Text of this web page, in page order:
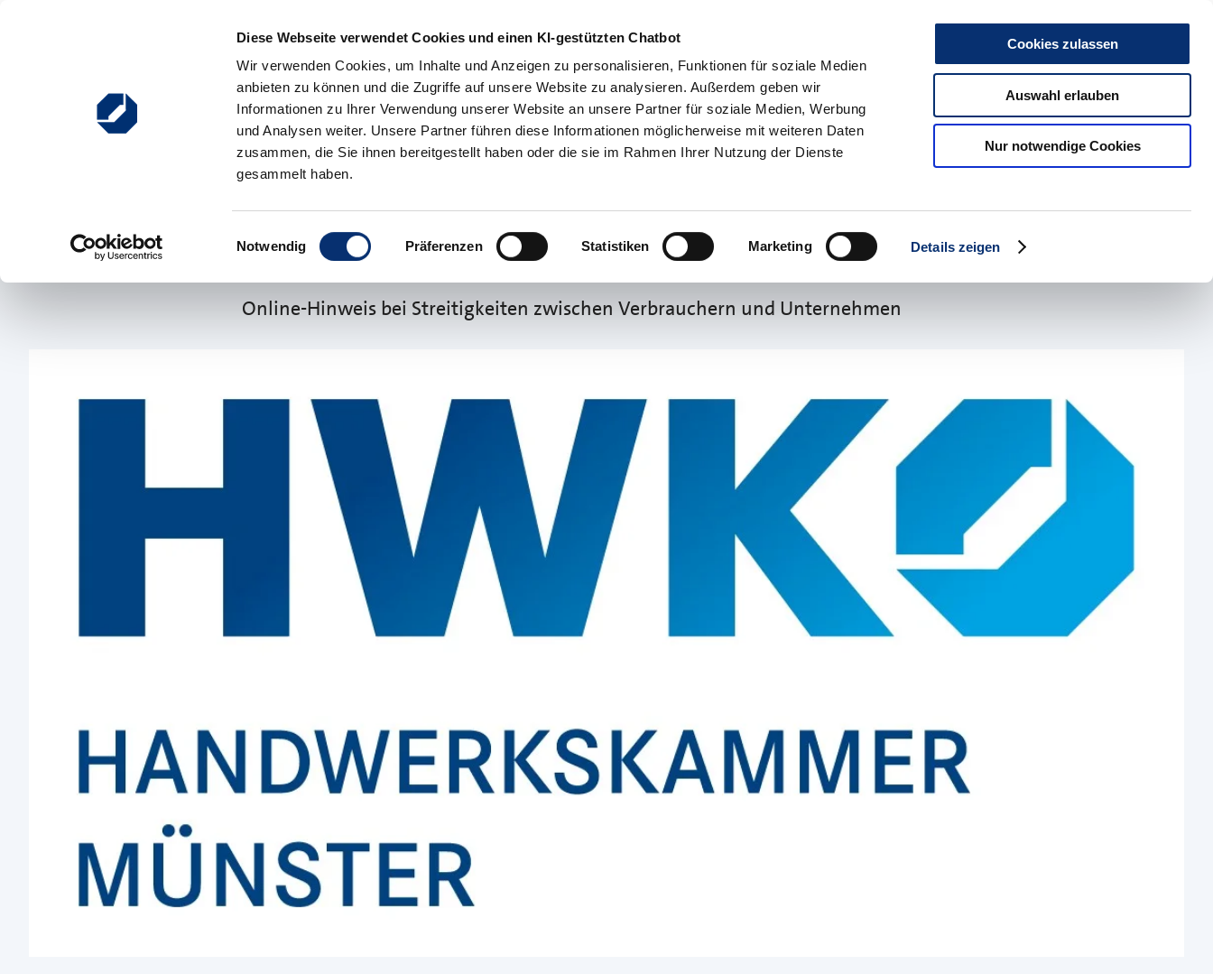
Diese Webseite verwendet Cookies und einen KI-gestützten Chatbot
Wir verwenden Cookies, um Inhalte und Anzeigen zu personalisieren, Funktionen für soziale Medien
anbieten zu können und die Zugriffe auf unsere Website zu analysieren. Außerdem geben wir
Informationen zu Ihrer Verwendung unserer Website an unsere Partner für soziale Medien, Werbung
und Analysen weiter. Unsere Partner führen diese Informationen möglicherweise mit weiteren Daten
zusammen, die Sie ihnen bereitgestellt haben oder die sie im Rahmen Ihrer Nutzung der Dienste
gesammelt haben.
Einwilligungsauswahl
Notwendig Präferenzen Statistiken Marketing Details zeigen
Cookies zulassen
Auswahl erlauben
Nur notwendige Cookies
Presse & Medien Social Media
Ausbildung Existenzgründung Betriebsführung Service-Center Politische Standpunkte
03.07.2025
Websites: HWK empfiehlt Anpassung des
Impressums
Online-Hinweis bei Streitigkeiten zwischen Verbrauchern und Unternehmen